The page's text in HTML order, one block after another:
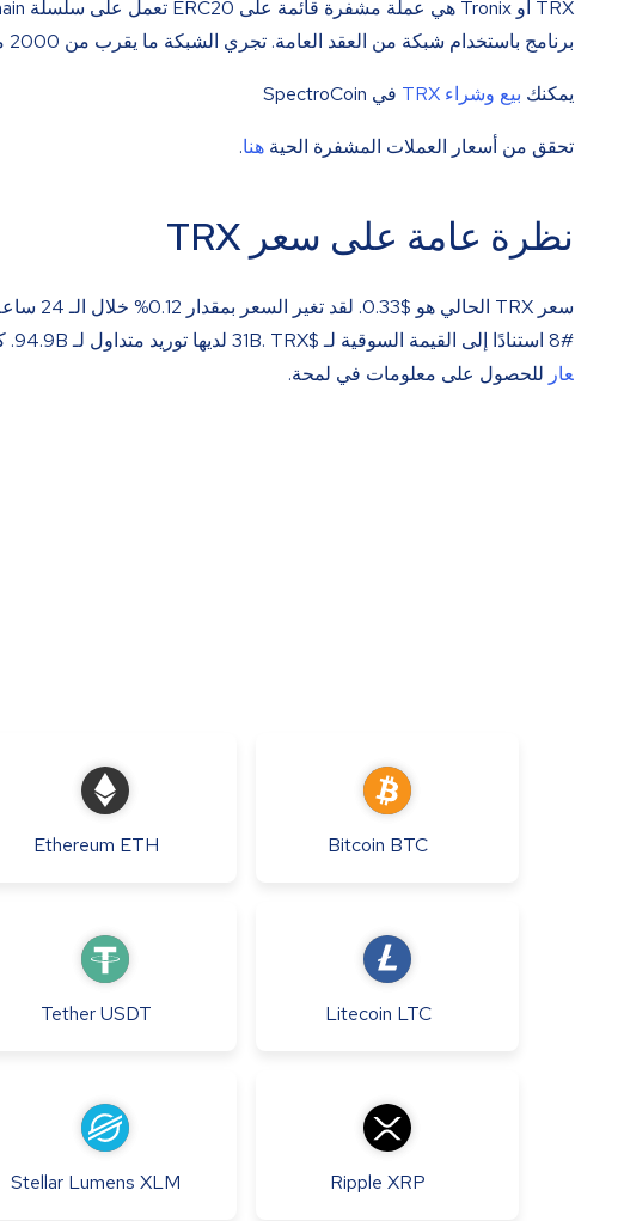
برنامج باستخدام شبكة من العقد العامة. تجري الشبكة ما يقرب من 2000 معاملة في الثانية.
يمكنك بيع وشراء TRX في SpectroCoin
تحقق من أسعار العملات المشفرة الحية هنا.
نظرة عامة على سعر TRX
سعر TRX الحالي هو $
0.33
#8 استنادًا إلى القيمة السوقية لـ $31B. TRX لديها توريد متداول لـ 94.9B. كيف ترتبط حركات أسعار TRX باتجاهات السوق؟ تحقق من
عار للحصول على معلومات في لمحة.
Bitcoin BTC
Ethereum ETH
Litecoin LTC
Tether USDT
Ripple XRP
Stellar Lumens XLM